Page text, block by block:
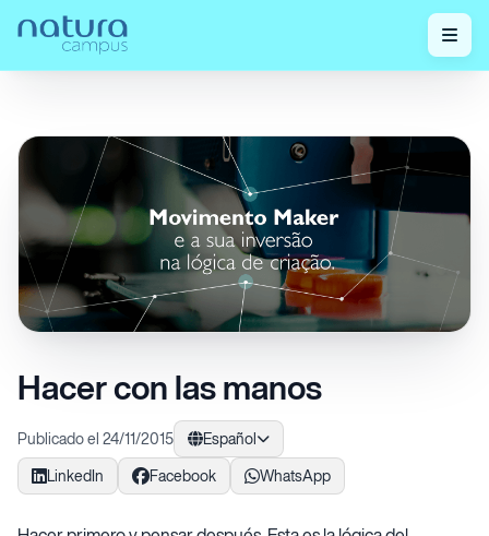
Hacer con las manos
Publicado el 24/11/2015
Español
LinkedIn
Facebook WhatsApp